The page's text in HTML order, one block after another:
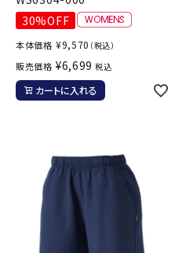
30%OFF
本体価格 ¥9,570 （税込）
販売価格 ¥6,699 税込
カートに入れる